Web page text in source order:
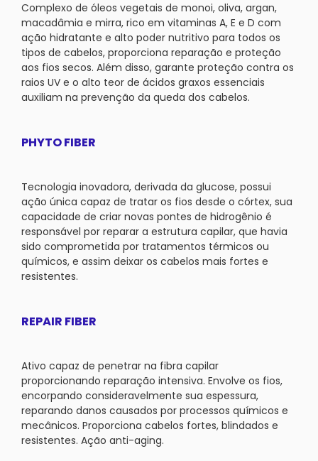
Complexo de óleos vegetais de monoi, oliva, argan,
macadâmia e mirra, rico em vitaminas A, E e D com
ação hidratante e alto poder nutritivo para todos os
tipos de cabelos, proporciona reparação e proteção
aos fios secos. Além disso, garante proteção contra os
raios UV e o alto teor de ácidos graxos essenciais
auxiliam na prevenção da queda dos cabelos.
PHYTO FIBER
Tecnologia inovadora, derivada da glucose, possui
ação única capaz de tratar os fios desde o córtex, sua
capacidade de criar novas pontes de hidrogênio é
responsável por reparar a estrutura capilar, que havia
sido comprometida por tratamentos térmicos ou
químicos, e assim deixar os cabelos mais fortes e
resistentes.
REPAIR FIBER
Ativo capaz de penetrar na fibra capilar
proporcionando reparação intensiva. Envolve os fios,
encorpando consideravelmente sua espessura,
reparando danos causados por processos químicos e
mecânicos. Proporciona cabelos fortes, blindados e
resistentes. Ação anti-aging.